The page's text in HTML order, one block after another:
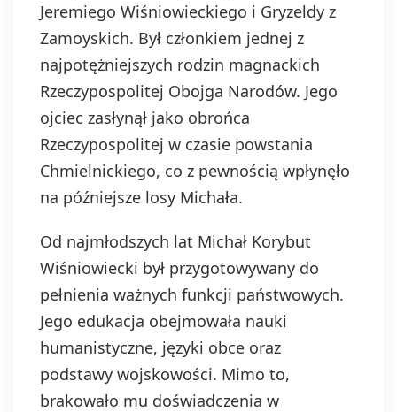
Jeremiego Wiśniowieckiego i Gryzeldy z
Zamoyskich. Był członkiem jednej z
najpotężniejszych rodzin magnackich
Rzeczypospolitej Obojga Narodów. Jego
ojciec zasłynął jako obrońca
Rzeczypospolitej w czasie powstania
Chmielnickiego, co z pewnością wpłynęło
na późniejsze losy Michała.
Od najmłodszych lat Michał Korybut
Wiśniowiecki był przygotowywany do
pełnienia ważnych funkcji państwowych.
Jego edukacja obejmowała nauki
humanistyczne, języki obce oraz
podstawy wojskowości. Mimo to,
brakowało mu doświadczenia w